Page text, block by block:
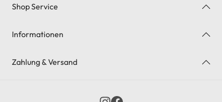
Shop Service
Informationen
Zahlung & Versand